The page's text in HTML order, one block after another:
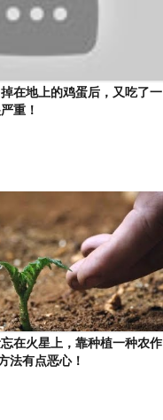
掉在地上的鸡蛋后，又吃了一
重！
忘在火星上，靠种植一种农作
法有点恶心！